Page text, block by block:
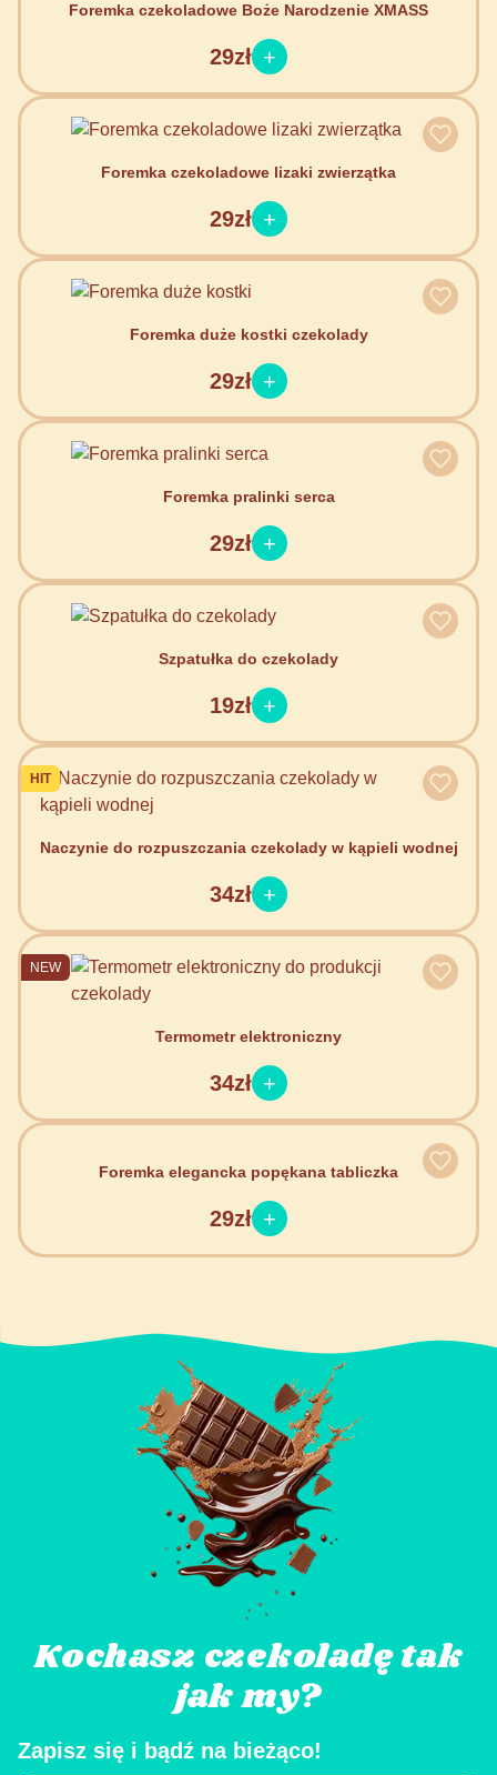
Foremka czekoladowe Boże Narodzenie XMASS
29zł
Foremka czekoladowe lizaki zwierzątka
29zł
Foremka duże kostki czekolady
29zł
Foremka pralinki serca
29zł
Szpatułka do czekolady
19zł
HIT
Naczynie do rozpuszczania czekolady w kąpieli wodnej
34zł
NEW
Termometr elektroniczny
34zł
Foremka elegancka popękana tabliczka
29zł
Kochasz czekoladę tak
jak my?
Zapisz się i bądź na bieżąco!